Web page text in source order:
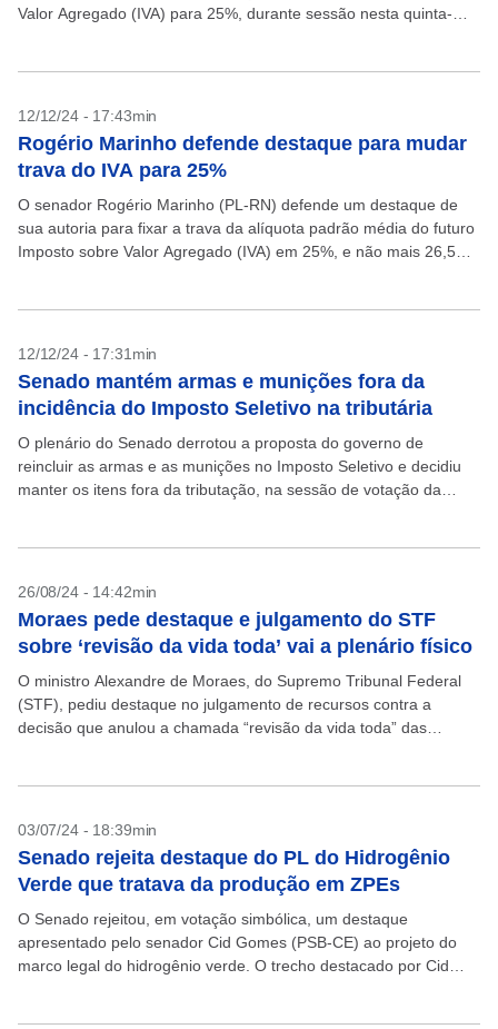
Valor Agregado (IVA) para 25%, durante sessão nesta quinta-
12/12/24 - 17:43min
Rogério Marinho defende destaque para mudar
trava do IVA para 25%
O senador Rogério Marinho (PL-RN) defende um destaque de
sua autoria para fixar a trava da alíquota padrão média do futuro
Imposto sobre Valor Agregado (IVA) em 25%, e não mais 26,5%
12/12/24 - 17:31min
Senado mantém armas e munições fora da
incidência do Imposto Seletivo na tributária
O plenário do Senado derrotou a proposta do governo de
reincluir as armas e as munições no Imposto Seletivo e decidiu
manter os itens fora da tributação, na sessão de votação da
26/08/24 - 14:42min
Moraes pede destaque e julgamento do STF
sobre ‘revisão da vida toda’ vai a plenário físico
O ministro Alexandre de Moraes, do Supremo Tribunal Federal
(STF), pediu destaque no julgamento de recursos contra a
decisão que anulou a chamada “revisão da vida toda” das
03/07/24 - 18:39min
Senado rejeita destaque do PL do Hidrogênio
Verde que tratava da produção em ZPEs
O Senado rejeitou, em votação simbólica, um destaque
apresentado pelo senador Cid Gomes (PSB-CE) ao projeto do
marco legal do hidrogênio verde. O trecho destacado por Cid